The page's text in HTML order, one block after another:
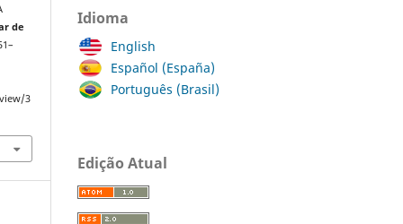
de
3
Idioma
English
Español (España)
Português (Brasil)
Edição Atual